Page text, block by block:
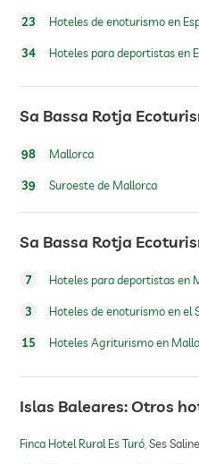
gimnasio
equitación
23 Hoteles de enoturismo en
34 Hoteles para deportistas en
Sa Bassa Rotja
98 Mallorca
39 Suroeste de Mallorca
Sa Bassa Rotja
7 Hoteles para deportistas en
3 Hoteles de enoturismo en el
15 Hoteles Agriturismo en
Islas Baleares: Otros
Finca Hotel Rural Es Turó Ses